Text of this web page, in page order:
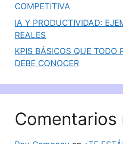
COMPETITIVA
IA Y PRODUCTIVIDAD:
REALES
KPIS BÁSICOS QUE TODO
DEBE CONOCER
Comentarios